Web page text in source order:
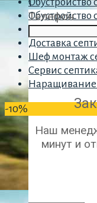
1
Телефон
Наш
минут и
Обустройство
Копка и
Доставка
Шеф монтаж
Сервис
Наращивание
-10%